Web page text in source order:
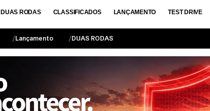
DUAS RODAS CLASSIFICADOS LANÇAMENTO TEST DRIVE
Lançamento DUAS RODAS